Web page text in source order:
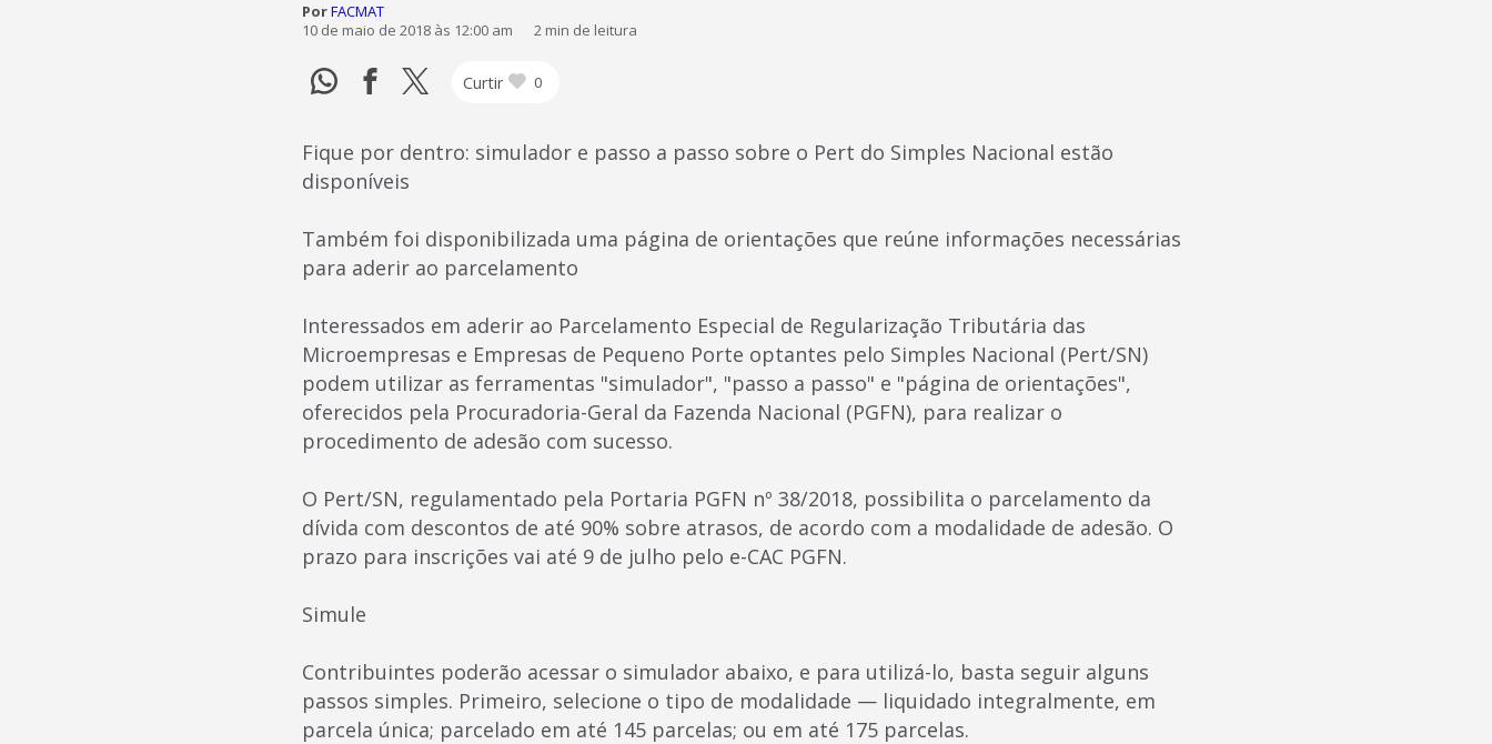
PorFACMAT
10 de maio de 2018 às 12:00 am
2 min de leitura
Curtir 0
Fique por dentro: simulador e passo a passo sobre o Pert do Simples Nacional estão
disponíveis
Também foi disponibilizada uma página de orientações que reúne informações necessárias
para aderir ao parcelamento
Interessados em aderir ao Parcelamento Especial de Regularização Tributária das
Microempresas e Empresas de Pequeno Porte optantes pelo Simples Nacional (Pert/SN)
podem utilizar as ferramentas "simulador", "passo a passo" e "página de orientações",
oferecidos pela Procuradoria-Geral da Fazenda Nacional (PGFN), para realizar o
procedimento de adesão com sucesso.
O Pert/SN, regulamentado pela Portaria PGFN nº 38/2018, possibilita o parcelamento da
dívida com descontos de até 90% sobre atrasos, de acordo com a modalidade de adesão. O
prazo para inscrições vai até 9 de julho pelo e-CAC PGFN.
Simule
Contribuintes poderão acessar o simulador abaixo, e para utilizá-lo, basta seguir alguns
passos simples. Primeiro, selecione o tipo de modalidade — liquidado integralmente, em
parcela única; parcelado em até 145 parcelas; ou em até 175 parcelas.